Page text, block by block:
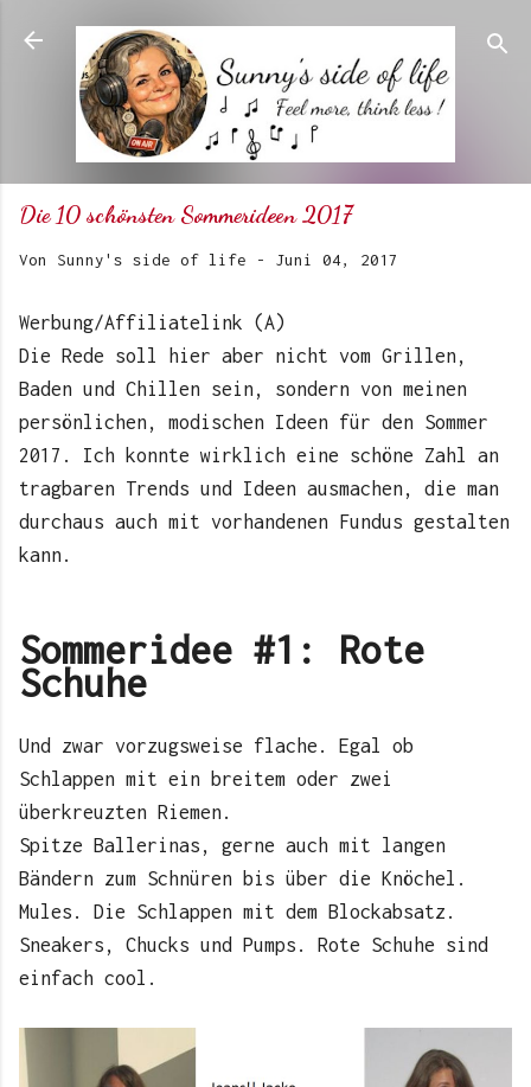
Direkt zum Hauptbereich
Die 10 schönsten Sommerideen 2017
Von Sunny's side of life - Juni 04, 2017
Werbung/Affiliatelink (A)
Die Rede soll hier aber nicht vom Grillen,
Baden und Chillen sein, sondern von meinen
persönlichen, modischen Ideen für den Sommer
2017. Ich konnte wirklich eine schöne Zahl an
tragbaren Trends und Ideen ausmachen, die man
durchaus auch mit vorhandenen Fundus gestalten
kann.
Sommeridee #1: Rote
Schuhe
Und zwar vorzugsweise flache. Egal ob
Schlappen mit ein breitem oder zwei
überkreuzten Riemen.
Spitze Ballerinas, gerne auch mit langen
Bändern zum Schnüren bis über die Knöchel.
Mules. Die Schlappen mit dem Blockabsatz.
Sneakers, Chucks und Pumps. Rote Schuhe sind
einfach cool.